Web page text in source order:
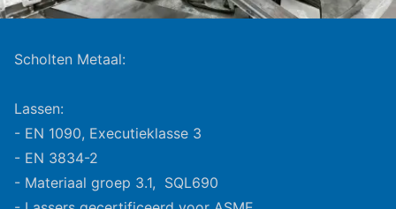
Scholten Metaal:
Lassen:
- EN 1090, Executieklasse 3
- EN 3834-2
- Materiaal groep 3.1, SQL690